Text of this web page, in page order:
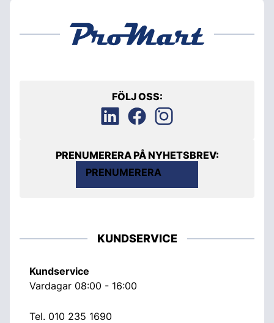
FÖLJ OSS:
PRENUMERERA PÅ NYHETSBREV:
PRENUMERERA
KUNDSERVICE
Kundservice
Vardagar 08:00 - 16:00
Tel. 010 235 1690